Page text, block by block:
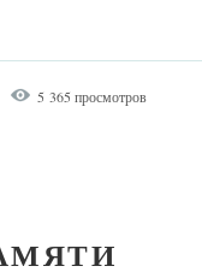
5 365 просмотров